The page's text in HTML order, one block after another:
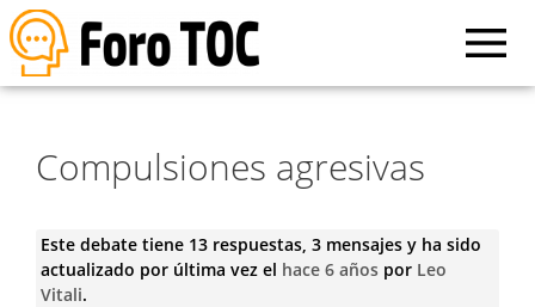
Compulsiones agresivas
Este debate tiene 13 respuestas, 3 mensajes y ha sido
actualizado por última vez el hace 6 añospor Leo
Vitali.